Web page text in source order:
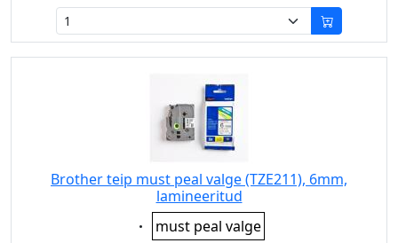
Brother teip must peal valge (TZE211), 6mm,
lamineeritud
Eigenschaft:
must peal valge